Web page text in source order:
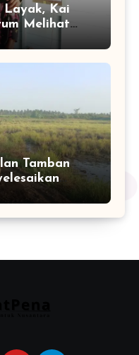
Layak, Kai
Melihat
Tamban